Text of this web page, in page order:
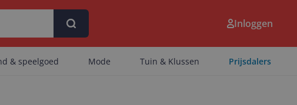
Inloggen
& speelgoed Mode Tuin & Klussen Prijsdalers